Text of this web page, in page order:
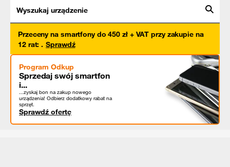
Wyszukaj urządzenie
Przeceny na smartfony do 450 zł + VAT przy zakupie na
12 rat: . Sprawdź
Program Odkup
Sprzedaj swój smartfon
i...
...zyskaj bon na zakup nowego
urządzenia! Odbierz dodatkowy rabat na
sprzęt.
Sprawdź ofertę